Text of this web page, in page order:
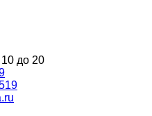
до 20